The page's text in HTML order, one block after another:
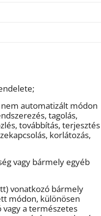
automatizált módon
tagolás,
továbbítás, terjesztés
korlátozás,
vagy bármely egyéb
vonatkozó bármely
módon, különösen
vagy a természetes